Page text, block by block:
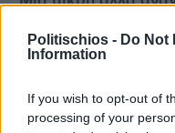
Politischios - Do Not
Information
If you wish to opt-out of
processing of your